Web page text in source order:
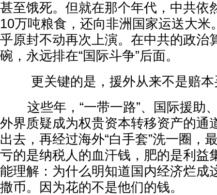
甚至饿死。但就在那个年代，中共依
10万吨粮食，还向非洲国家运送大米
乎原封不动再次上演。在中共的政治
碗，永远排在“国际斗争”后面。
更关键的是，援外从来不是赔本
这些年，“一带一路”、国际援助
外界质疑成为权贵资本转移资产的通
出去，再经过海外“白手套”洗一圈，
亏的是纳税人的血汗钱，肥的是利益
能理解：为什么明知道国内经济烂成
撒币。因为花的不是他们的钱。